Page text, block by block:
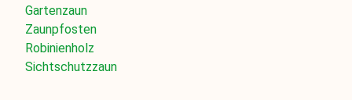
Gartenzaun
Zaunpfosten
Robinienholz
Sichtschutzzaun